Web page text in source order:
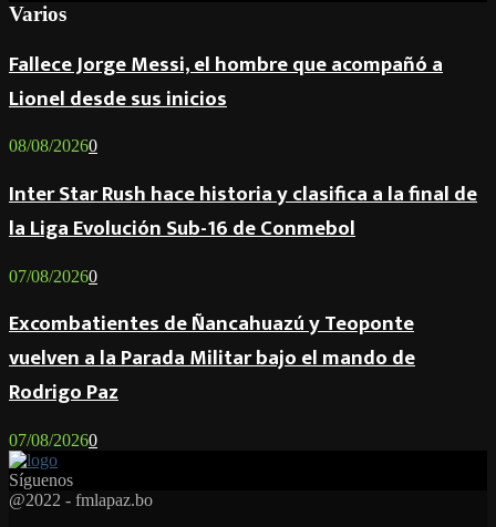
Varios
Fallece Jorge Messi, el hombre que acompañó a
Lionel desde sus inicios
08/08/20260
Inter Star Rush hace historia y clasifica a la final de
la Liga Evolución Sub-16 de Conmebol
07/08/20260
Excombatientes de Ñancahuazú y Teoponte
vuelven a la Parada Militar bajo el mando de
Rodrigo Paz
07/08/20260
Síguenos
Facebook
Twitter
Instagram
Youtube
Email
Twitch
Whatsapp
@2022 - fmlapaz.bo